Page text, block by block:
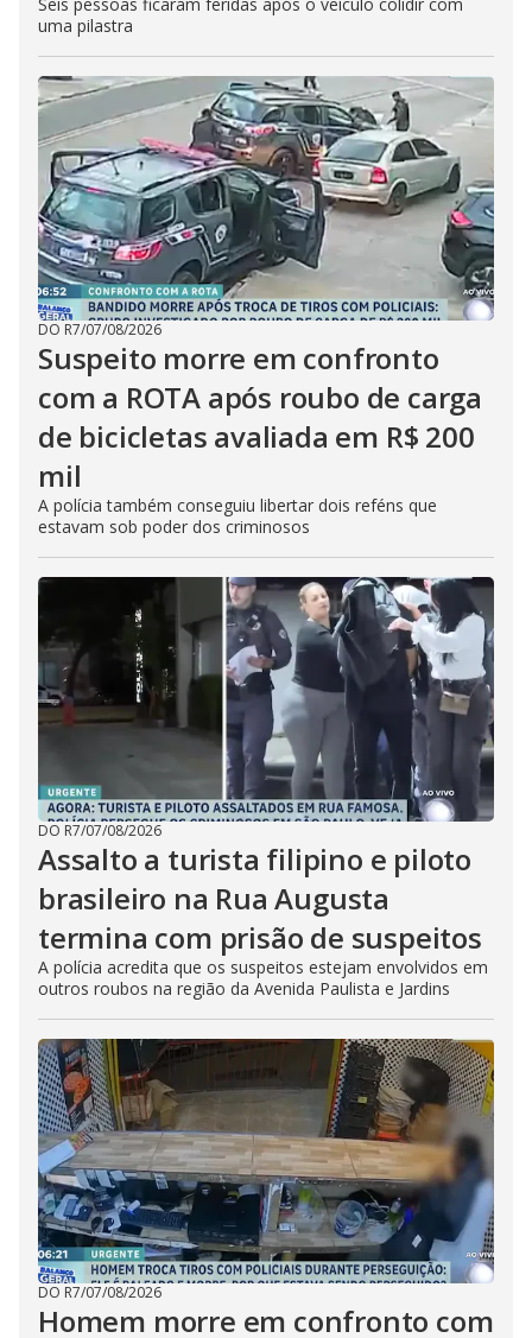
uma pilastra
DO R7/07/08/2026
Suspeito morre em confronto
com a ROTA após roubo de carga
de bicicletas avaliada em R$ 200
mil
A polícia também conseguiu libertar dois reféns que
estavam sob poder dos criminosos
DO R7/07/08/2026
Assalto a turista filipino e piloto
brasileiro na Rua Augusta
termina com prisão de suspeitos
A polícia acredita que os suspeitos estejam envolvidos em
outros roubos na região da Avenida Paulista e Jardins
DO R7/07/08/2026
Homem morre em confronto com